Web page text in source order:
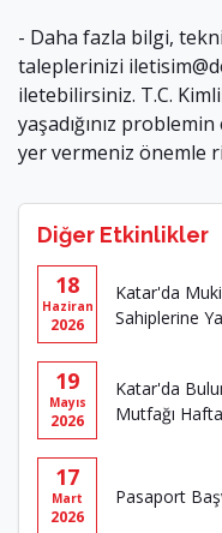
- Daha fazla bilgi,
taleplerinizi
iletebilirsiniz. T.C.
yaşadığınız
yer vermeniz önemle
Diğer Etkinlikler
18
Haziran
2026
Katar'da
Sahiplerine
19
Mayıs
2026
Katar'da
Mutfağı
17
Mart
2026
Pasaport